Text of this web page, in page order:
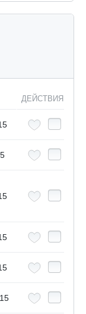
ДЕЙСТВИЯ